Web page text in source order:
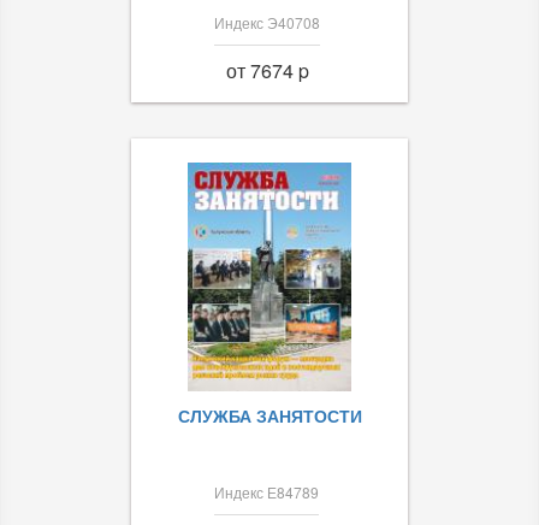
Индекс Э40708
от 7674 p
СЛУЖБА ЗАНЯТОСТИ
Индекс Е84789